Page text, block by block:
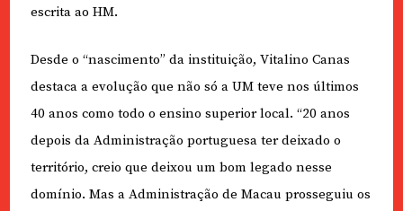
escrita ao HM.
Desde o “nascimento” da instituição, Vitalino Canas
destaca a evolução que não só a UM teve nos últimos
40 anos como todo o ensino superior local. “20 anos
depois da Administração portuguesa ter deixado o
território, creio que deixou um bom legado nesse
domínio. Mas a Administração de Macau prosseguiu os